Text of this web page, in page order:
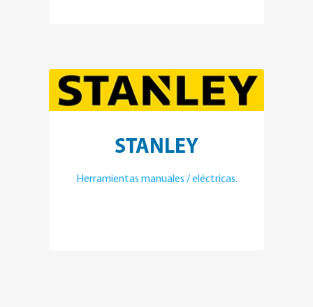
STANLEY
Herramientas manuales / eléctricas.